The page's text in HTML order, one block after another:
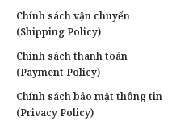
Chính sách vận chuyển
(Shipping Policy)
Chính sách thanh toán
(Payment Policy)
Chính sách bảo mật thông tin
(Privacy Policy)